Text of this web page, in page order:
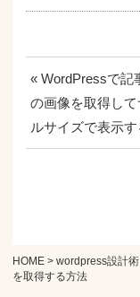
« WordPressで記
の画像を取得して
ルサイズで表示す
HOME >wordpress設計術
を取得する方法